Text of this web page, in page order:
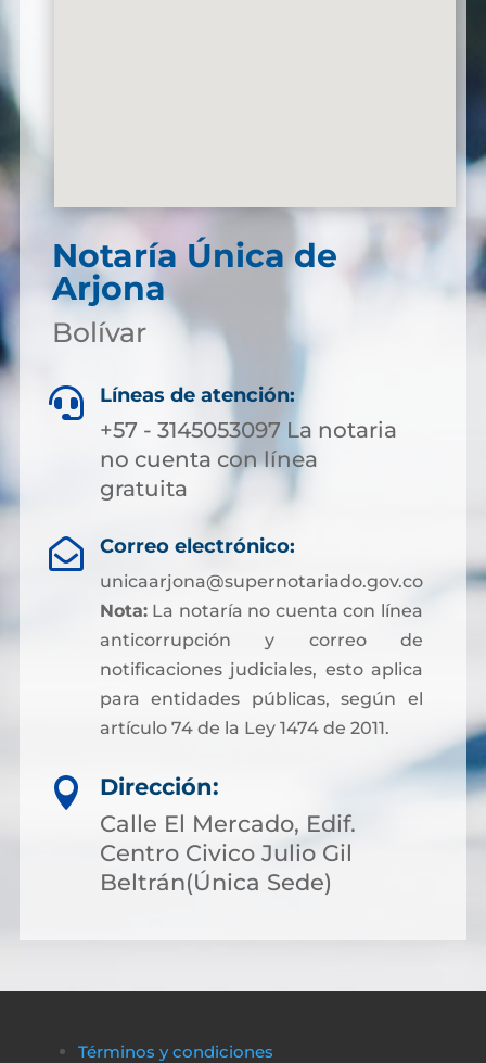
Notaría Única de
Arjona
Bolívar
 Líneas de atención:
+57 - 3145053097 La notaria
no cuenta con línea
gratuita
 Correo electrónico:
unicaarjona@supernotariado.gov.co
Nota:La notaría no cuenta con línea
anticorrupción y correo de
notificaciones judiciales, esto aplica
para entidades públicas, según el
artículo 74 de la Ley 1474 de 2011.

Dirección:
Calle El Mercado, Edif.
Centro Civico Julio Gil
Beltrán(Única Sede)
Términos y condiciones